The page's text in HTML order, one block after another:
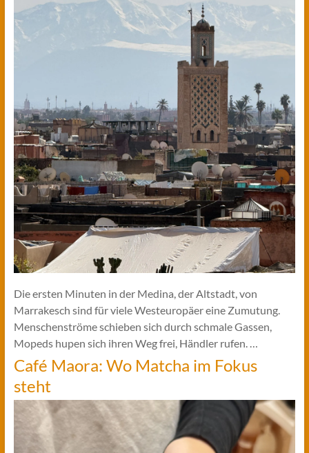
Die ersten Minuten in der Medina, der Altstadt, von
Marrakesch sind für viele Westeuropäer eine Zumutung.
Menschenströme schieben sich durch schmale Gassen,
Mopeds hupen sich ihren Weg frei, Händler rufen. …
Café Maora: Wo Matcha im Fokus
steht